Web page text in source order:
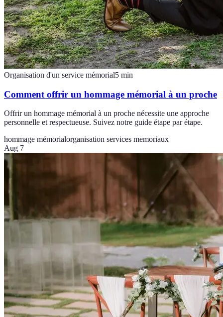
Organisation d'un service mémorial5 min
Comment offrir un hommage mémorial à un proche
Offrir un hommage mémorial à un proche nécessite une approche
personnelle et respectueuse. Suivez notre guide étape par étape.
hommage mémorialorganisation services memoriaux
Aug 7